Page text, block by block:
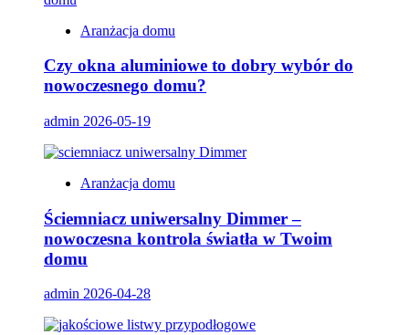
Aranżacja domu
Czy okna aluminiowe to dobry wybór do
nowoczesnego domu?
admin 2026-05-19
Aranżacja domu
Ściemniacz uniwersalny Dimmer –
nowoczesna kontrola światła w Twoim
domu
admin 2026-04-28